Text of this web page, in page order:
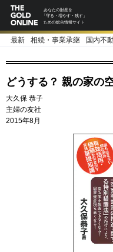
あなたの財産を
「守る・増やす・残す」
ための総合情報サイト
最新 相続・事業承継 国内不
どうする？ 親の家の
大久保 恭子
主婦の友社
2015年8月